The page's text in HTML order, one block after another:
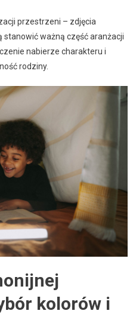
przestrzeni – zdjęcia
ważną część aranżacji
nabierze charakteru i
rodziny.
kolorów i